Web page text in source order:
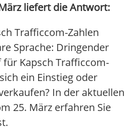
liefert die Antwort:
Trafficcom-Zahlen
Sprache: Dringender
Kapsch Trafficcom-
ein Einstieg oder
In der aktuellen
25. März erfahren Sie